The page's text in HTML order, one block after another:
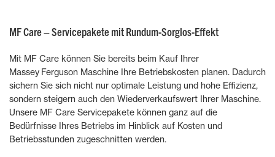
MF Care – Servicepakete mit Rundum-Sorglos-Effekt
Mit MF Care können Sie bereits beim Kauf Ihrer
Massey Ferguson Maschine Ihre Betriebskosten planen. Dadurch
sichern Sie sich nicht nur optimale Leistung und hohe Effizienz,
sondern steigern auch den Wiederverkaufswert Ihrer Maschine.
Unsere MF Care Servicepakete können ganz auf die
Bedürfnisse Ihres Betriebs im Hinblick auf Kosten und
Betriebsstunden zugeschnitten werden.